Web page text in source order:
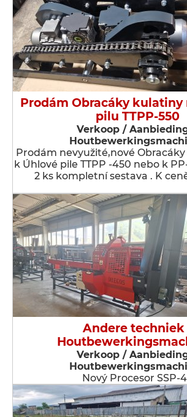
Prodám Obracáky kulatiny
pilu TTPP-550
Verkoop /
Prodám nevyužité,nové
k Úhlové pile TTPP -450 nebo k
2 ks kompletní sestava . K ceně
Andere techniek
Verkoop /
Nový Procesor SSP-